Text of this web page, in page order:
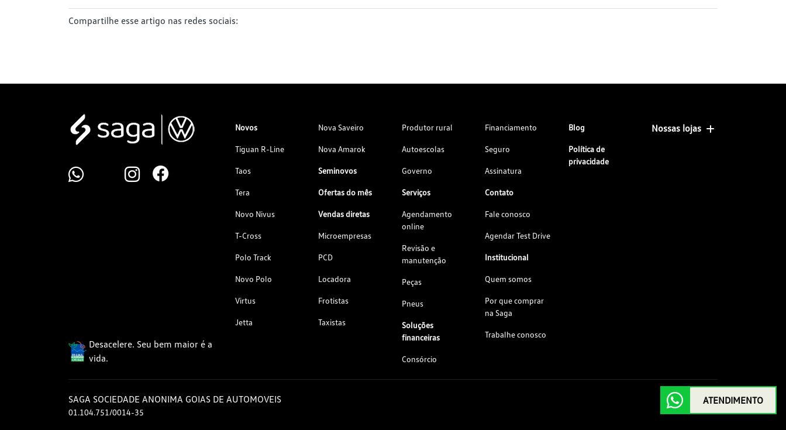
Compartilhe esse artigo nas redes sociais:
Desacelere. Seu bem maior é a
vida.
Novos
Tiguan R-Line
Taos
Tera
Novo Nivus
T-Cross
Polo Track
Novo Polo
Virtus
Jetta
Nova Saveiro
Nova Amarok
Seminovos
Ofertas do mês
Vendas diretas
Microempresas
PCD
Locadora
Frotistas
Taxistas
Produtor rural
Autoescolas
Governo
Serviços
Agendamento
online
Revisão e
manutenção
Peças
Pneus
Soluções
financeiras
Consórcio
Financiamento
Seguro
Assinatura
Contato
Fale conosco
Agendar Test Drive
Institucional
Quem somos
Por que comprar
na Saga
Trabalhe conosco
Blog
Política de
privacidade
Nossas lojas
SAGA SOCIEDADE ANONIMA GOIAS DE AUTOMOVEIS
01.104.751/0014-35
ATENDIMENTO